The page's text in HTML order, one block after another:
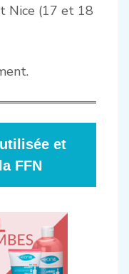
Nice (17 et 18
et
FFN